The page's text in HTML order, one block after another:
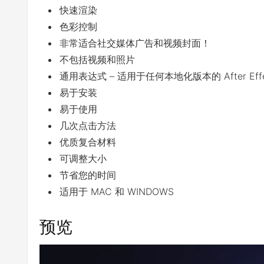
快速渲染
色彩控制
非常适合社交媒体广告和视频封面！
不包括视频和照片
通用表达式 – 适用于任何本地化版本的 After
易于安装
易于使用
几次点击方法
优质复合材料
可调整大小
节省您的时间
适用于 MAC 和 WINDOWS
预览